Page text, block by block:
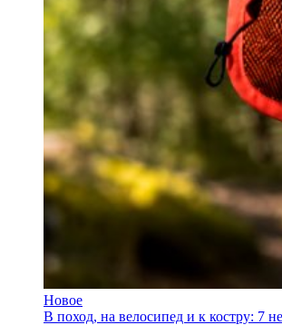
Новое
В поход, на велосипед и к костру: 7